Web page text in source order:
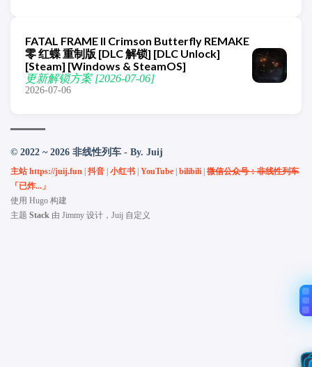
FATAL FRAME II Crimson Butterfly REMAKE
零 红蝶 重制版 [DLC 解锁] [DLC Unlock]
[Steam] [Windows & SteamOS]
更新解锁方案 [2026-07-06]
2026-07-06
© 2022 ~ 2026 非线性列车 - By. Juij
主站 https://juij.fun 抖音 小红书 YouTube bilibili 微信公众号：非线性列车
「已炸...」
使用 Hugo 构建
主题 Stack 由 Jimmy 设计，Juij 自定义